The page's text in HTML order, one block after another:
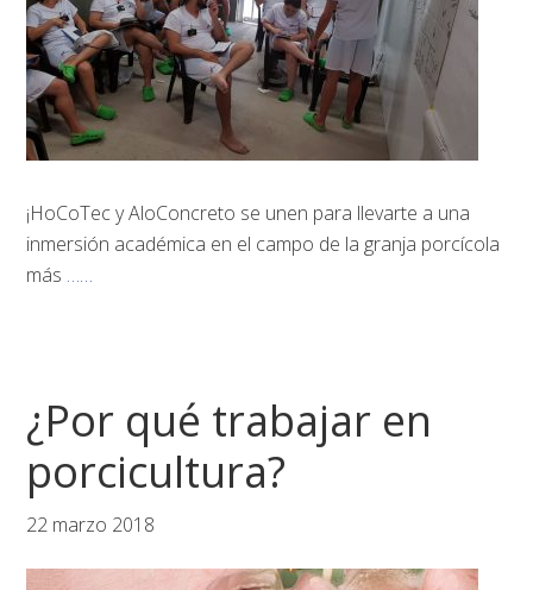
¡HoCoTec y AloConcreto se unen para llevarte a una
inmersión académica en el campo de la granja porcícola
más ……
¿Por qué trabajar en
porcicultura?
22 marzo 2018